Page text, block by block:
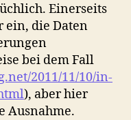
Einerseits
ein, die Daten
bei dem Fall
2011/11/10/in-
), aber hier
Ausnahme.